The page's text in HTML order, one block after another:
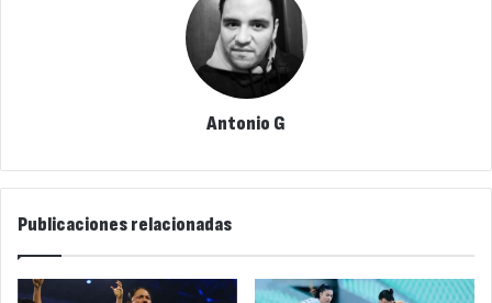
Antonio G
Publicaciones relacionadas